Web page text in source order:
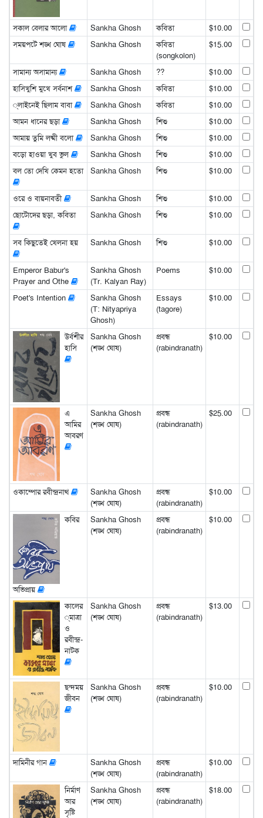
সকাল বেলার আলো Sankha Ghosh কবিতা
$10.00
সময়পটে শঙ্খ ঘোষ
Sankha Ghosh
কবিতা
(songkolon)
$15.00
সামান্য অসামান্য Sankha Ghosh ??
$10.00
হাসিখুশি মুখে সর্বনাশ
Sankha Ghosh কবিতা
$10.00
্লাইনেই ছিলাম বাবা
Sankha Ghosh কবিতা
$10.00
আমন ধানের ছড়া
Sankha Ghosh শিশু
$10.00
আমায় তুমি লষ্মী বলো
Sankha Ghosh শিশু
$10.00
বড়ো হাওয়া খুব ভুল
Sankha Ghosh শিশু
$10.00
বল তো দেখি কেমন হতো
Sankha Ghosh শিশু $10.00
ওরে ও বায়নাবতী Sankha Ghosh শিশু
$10.00
ছোটোদের ছড়া, কবিতা
Sankha Ghosh শিশু $10.00
সব কিছুতেই খেলনা হয় Sankha Ghosh শিশু $10.00
Emperor Babur's
Prayer and Othe
Sankha Ghosh
(Tr. Kalyan Ray)
Poems $10.00
Poet's Intention
Sankha Ghosh
(T: Nityapriya
Ghosh)
Essays
(tagore)
$10.00
উর্বশীর
হাসি
Sankha Ghosh
(শঙ্খ ঘোষ)
প্রবন্ধ
(rabindranath)
$10.00
এ
আমির
আবরণ
Sankha Ghosh
(শঙ্খ ঘোষ)
প্রবন্ধ
(rabindranath)
$25.00
ওকাম্পোর রবীন্দ্রনাথ
Sankha Ghosh
(শঙ্খ ঘোষ)
প্রবন্ধ
(rabindranath)
$10.00
কবির
অভিপ্রায়
Sankha Ghosh
(শঙ্খ ঘোষ)
প্রবন্ধ
(rabindranath)
$10.00
কালের
্মাত্রা
ও
রবীন্দ্র-
নাটক
Sankha Ghosh
(শঙ্খ ঘোষ)
প্রবন্ধ
(rabindranath)
$13.00
ছন্দময়
জীবন
Sankha Ghosh
(শঙ্খ ঘোষ)
প্রবন্ধ
(rabindranath)
$10.00
দামিনীর গান
Sankha Ghosh
(শঙ্খ ঘোষ)
প্রবন্ধ
(rabindranath)
$10.00
নির্মাণ
আর
সৃষ্টি
Sankha Ghosh
(শঙ্খ ঘোষ)
প্রবন্ধ
(rabindranath)
$18.00